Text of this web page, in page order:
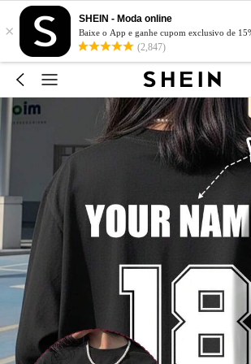
×
SHEIN - Moda online
Baixe o App e ganhe cupom exclusivo de
(2,847)